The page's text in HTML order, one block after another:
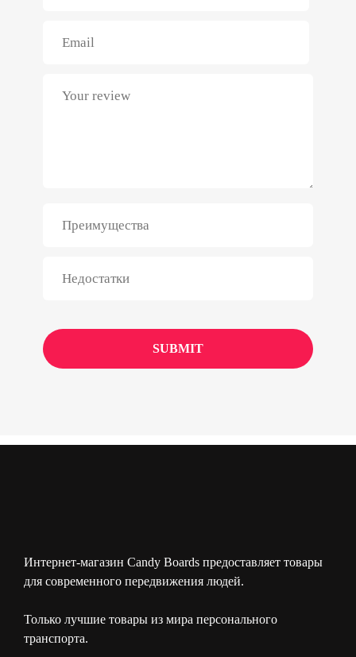
Интернет-магазин Candy Boards предоставляет товары
для современного передвижения людей.
Только лучшие товары из мира персонального
транспорта.